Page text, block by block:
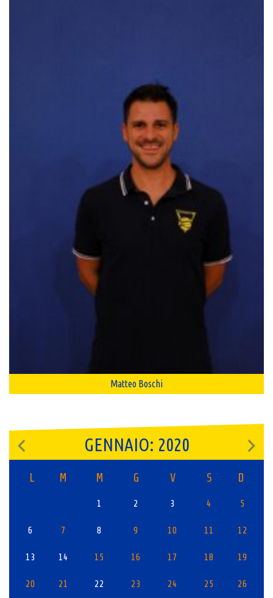
Matteo Boschi
GENNAIO: 2020
L M M G V S D
1 2 3 4 5
6 7 8 9 10 11 12
13 14 15 16 17 18 19
20 21 22 23 24 25 26